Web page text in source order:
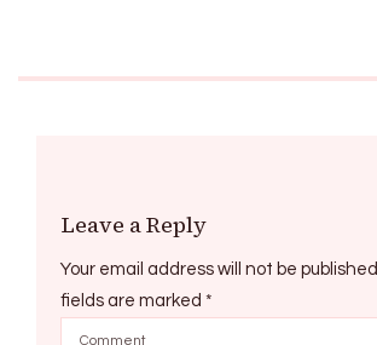
Leave a Reply
Your email address will not be published.
fields are marked *